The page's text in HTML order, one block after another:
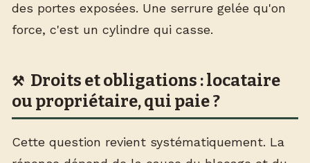
des portes exposées. Une serrure gelée qu'on
force, c'est un cylindre qui casse.
Droits et obligations : locataire
ou propriétaire, qui paie ?
Cette question revient systématiquement. La